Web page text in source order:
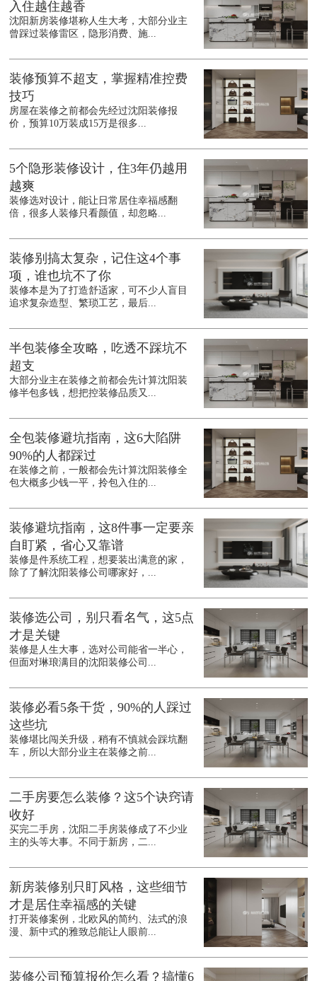
入住越住越香
沈阳新房装修堪称人生大考，大部分业主
曾踩过装修雷区，隐形消费、施...
装修预算不超支，掌握精准控费
技巧
房屋在装修之前都会先经过沈阳装修报
价，预算10万装成15万是很多...
5个隐形装修设计，住3年仍越用
越爽
装修选对设计，能让日常居住幸福感翻
倍，很多人装修只看颜值，却忽略...
装修别搞太复杂，记住这4个事
项，谁也坑不了你
装修本是为了打造舒适家，可不少人盲目
追求复杂造型、繁琐工艺，最后...
半包装修全攻略，吃透不踩坑不
超支
大部分业主在装修之前都会先计算沈阳装
修半包多钱，想把控装修品质又...
全包装修避坑指南，这6大陷阱
90%的人都踩过
在装修之前，一般都会先计算沈阳装修全
包大概多少钱一平，拎包入住的...
装修避坑指南，这8件事一定要亲
自盯紧，省心又靠谱
装修是件系统工程，想要装出满意的家，
除了了解沈阳装修公司哪家好，...
装修选公司，别只看名气，这5点
才是关键
装修是人生大事，选对公司能省一半心，
但面对琳琅满目的沈阳装修公司...
装修必看5条干货，90%的人踩过
这些坑
装修堪比闯关升级，稍有不慎就会踩坑翻
车，所以大部分业主在装修之前...
二手房要怎么装修？这5个诀窍请
收好
买完二手房，沈阳二手房装修成了不少业
主的头等大事。不同于新房，二...
新房装修别只盯风格，这些细节
才是居住幸福感的关键
打开装修案例，北欧风的简约、法式的浪
漫、新中式的雅致总能让人眼前...
装修公司预算报价怎么看？搞懂6